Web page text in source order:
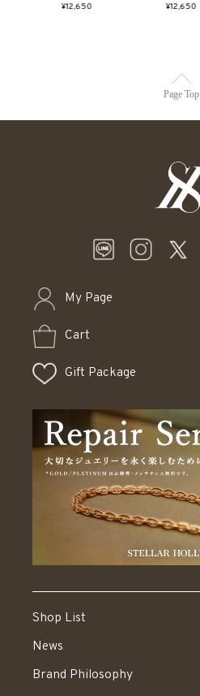
¥12,650
¥12,650
Page Top
My Page
Cart
Gift Package
Shop List
News
Brand Philosophy